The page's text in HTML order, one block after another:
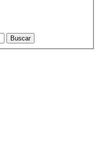
Buscar